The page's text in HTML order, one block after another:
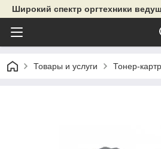
Широкий спектр оргтехники
Товары и услуги Тонер-